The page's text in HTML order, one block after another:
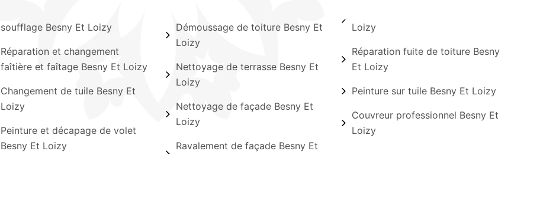
soufflage Besny Et Loizy
Réparation et changement
faîtière et faîtage Besny Et Loizy
Changement de tuile Besny Et
Loizy
Peinture et décapage de volet
Besny Et Loizy
Démoussage de toiture Besny Et
Loizy
Nettoyage de terrasse Besny Et
Loizy
Nettoyage de façade Besny Et
Loizy
Ravalement de façade Besny Et
Loizy
Réparation fuite de toiture Besny
Et Loizy
Peinture sur tuile Besny Et Loizy
Couvreur professionnel Besny Et
Loizy